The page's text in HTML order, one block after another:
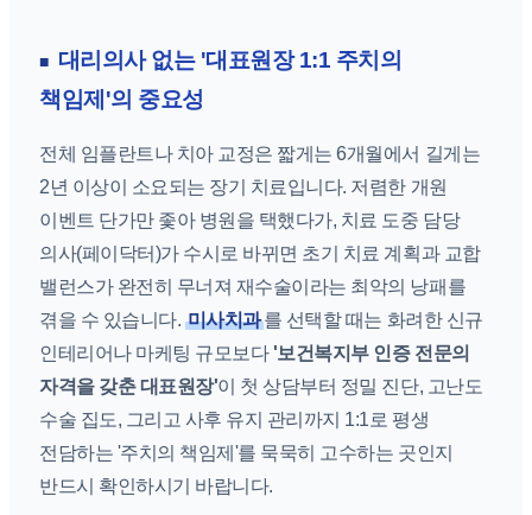
대리의사 없는 '대표원장 1:1 주치의
책임제'의 중요성
전체 임플란트나 치아 교정은 짧게는 6개월에서 길게는
2년 이상이 소요되는 장기 치료입니다. 저렴한 개원
이벤트 단가만 좇아 병원을 택했다가, 치료 도중 담당
의사(페이닥터)가 수시로 바뀌면 초기 치료 계획과 교합
밸런스가 완전히 무너져 재수술이라는 최악의 낭패를
겪을 수 있습니다. 미사치과를 선택할 때는 화려한 신규
인테리어나 마케팅 규모보다 '보건복지부 인증 전문의
자격을 갖춘 대표원장'이 첫 상담부터 정밀 진단, 고난도
수술 집도, 그리고 사후 유지 관리까지 1:1로 평생
전담하는 '주치의 책임제'를 묵묵히 고수하는 곳인지
반드시 확인하시기 바랍니다.